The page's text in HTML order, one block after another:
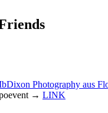
Photography aus
→ LINK